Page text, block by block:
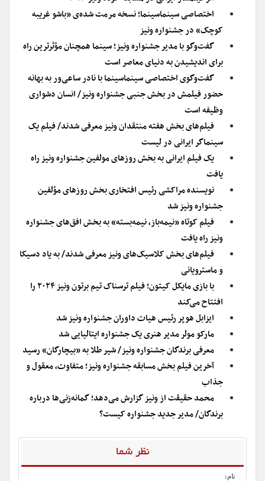
اختصاصی سینماسینما؛ نسخه مرمت شده‌ی «باشو غریبه
کوچک» در جشنواره ونیز
گفت‌وگو با مدیر جشنواره ونیز؛ سینما همچنان مؤثرترین راه
برای اندیشیدن به دنیای معاصر است
گفت‌وگوی اختصاصی سینماسینما با نادر ساعی‌ور به بهانه
حضور فیلمش در بخش جنبی جشنواره ونیز/ انسان دشواری
وظیفه است
فیلم‌های بخش هفته منتقدان ونیز معرفی شدند/ فیلم یک
سینماگر ایرانی در لیست
یک فیلم ایرانی به بخش روزهای مولفین جشنواره ونیز راه
یافت
نویسنده مراکشی رئیس افتخاری بخش روزهای مؤلفین
جشنواره ونیز شد
فیلم کوتاه «نیمه‌باز، نیمه‌بسته» به بخش افق‌های جشنواره
ونیز راه یافت
فیلم‌های بخش کلاسیک‌های ونیز معرفی شدند/ به یاد دسیکا
و ماسترویانی
با بازی مایکل کیتون؛ فیلم ترسناک تیم برتون ونیز ۲۰۲۴ را
افتتاح می‌کند
ایزابل هوپر رئیس هیات داوران جشنواره ونیز شد
مارکو مولر مدیر هنری یک جشنواره ایتالیایی شد
معرفی برندگان جشنواره ونیز/ شیر طلا به «بیچارگان» رسید
آخرین فیلم بخش مسابقه جشنواره ونیز؛ متفاوت، معقول و
جذاب
محمد حقیقت از ونیز گزارش می‌دهد؛ گمانه‌زنی‌ها درباره
برندگان/ مدیر جدید جشنواره کیست؟
نظر شما
نام: